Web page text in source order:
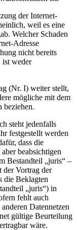
der Internet-
weil es eine
Welcher Schaden
Adresse
nicht bereits
ist weder
(Nr. I) weiter stellt,
mögliche mit dem
beziehen.
steht jedenfalls
festgestellt werden
dass die
beabsichtigen
Bestandteil „juris“ –
der Vortrag der
die Beklagten
„juris“) in
fehlt auch
Datennetzen
gültige Beurteilung
wäre.